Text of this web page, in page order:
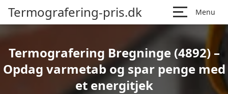
Termografering-pris.dk Menu
Termografering Bregninge (4892) –
Opdag varmetab og spar penge med
et energitjek